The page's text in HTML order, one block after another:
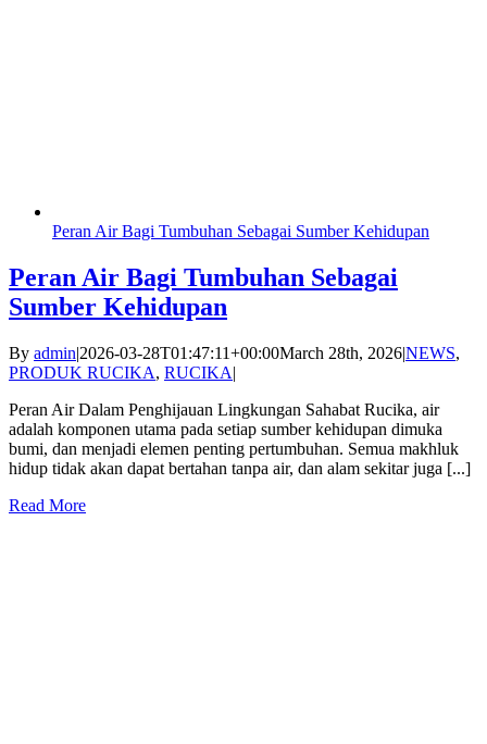
Peran Air Bagi Tumbuhan Sebagai Sumber Kehidupan
Peran Air Bagi Tumbuhan Sebagai
Sumber Kehidupan
By admin|2026-03-28T01:47:11+00:00March 28th, 2026|NEWS,
PRODUK RUCIKA, RUCIKA|
Peran Air Dalam Penghijauan Lingkungan Sahabat Rucika, air
adalah komponen utama pada setiap sumber kehidupan dimuka
bumi, dan menjadi elemen penting pertumbuhan. Semua makhluk
hidup tidak akan dapat bertahan tanpa air, dan alam sekitar juga [...]
Read More